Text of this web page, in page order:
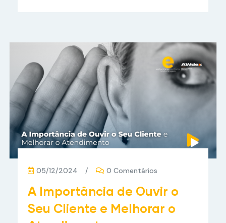
05/12/2024 / 0 Comentários
A Importância de Ouvir o
Seu Cliente e Melhorar o